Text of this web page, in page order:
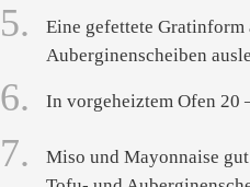
5.
Eine gefettete
Auberginenscheiben
6. In vorgeheiztem Ofen 20
7.
Miso und Mayonnaise